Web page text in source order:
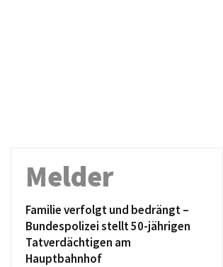
Melder
Familie verfolgt und bedrängt –
Bundespolizei stellt 50-jährigen
Tatverdächtigen am
Hauptbahnhof